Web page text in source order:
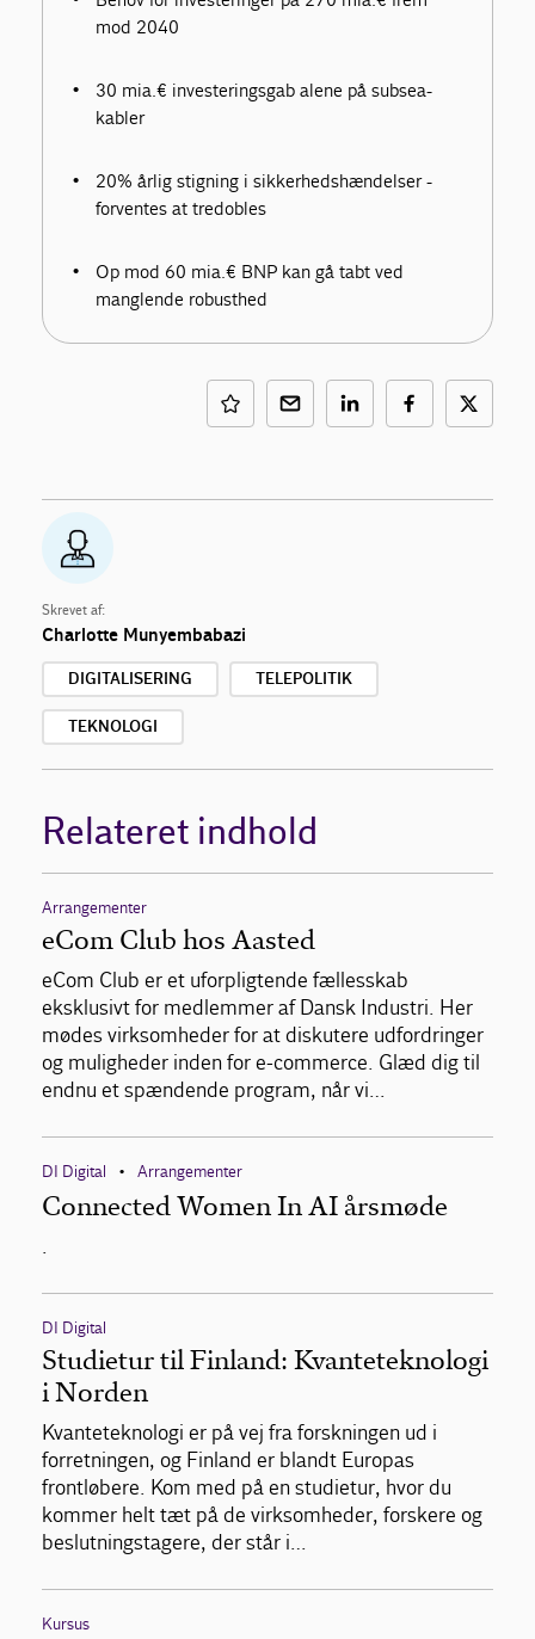
mod 2040
30 mia.€ investeringsgab alene på subsea-
kabler
20% årlig stigning i sikkerhedshændelser -
forventes at tredobles
Op mod 60 mia.€ BNP kan gå tabt ved
manglende robusthed
Skrevet af:
Charlotte Munyembabazi
DIGITALISERING TELEPOLITIK
TEKNOLOGI
Relateret indhold
Arrangementer
eCom Club hos Aasted
eCom Club er et uforpligtende fællesskab
eksklusivt for medlemmer af Dansk Industri. Her
mødes virksomheder for at diskutere udfordringer
og muligheder inden for e-commerce. Glæd dig til
endnu et spændende program, når vi…
DI Digital • Arrangementer
Connected Women In AI årsmøde
.
DI Digital
Studietur til Finland: Kvanteteknologi
i Norden
Kvanteteknologi er på vej fra forskningen ud i
forretningen, og Finland er blandt Europas
frontløbere. Kom med på en studietur, hvor du
kommer helt tæt på de virksomheder, forskere og
beslutningstagere, der står i…
Kursus